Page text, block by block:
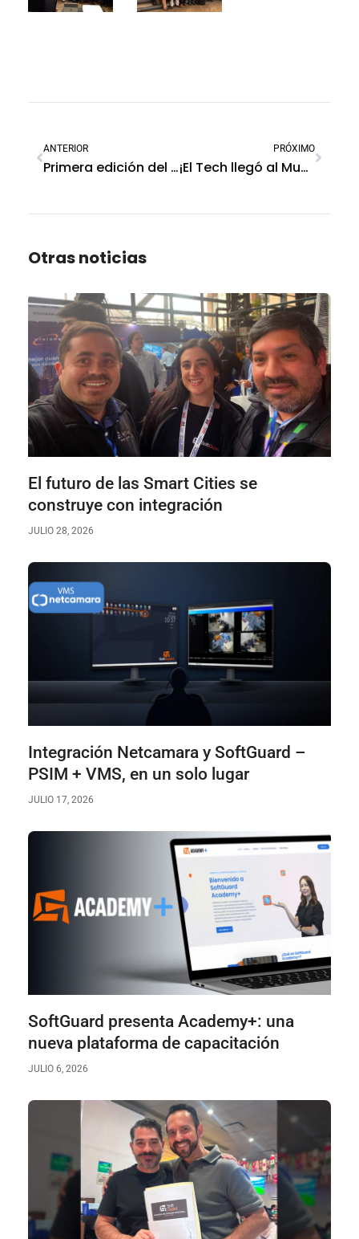
ANTERIOR
Primera edición del Smart Biz Summit
PRÓXIMO
¡El Tech llegó al Municipio San Andrés de Giles con la tecnología SoftGuard!
Otras noticias
El futuro de las Smart Cities se
construye con integración
JULIO 28, 2026
Integración Netcamara y SoftGuard –
PSIM + VMS, en un solo lugar
JULIO 17, 2026
SoftGuard presenta Academy+: una
nueva plataforma de capacitación
JULIO 6, 2026